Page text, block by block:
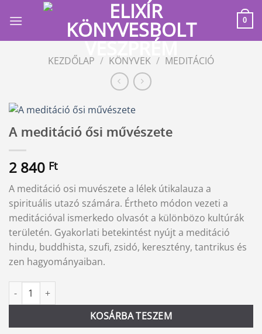
0
KEZDŐLAP / KÖNYVEK / MEDITÁCIÓ
A meditáció ősi művészete
2 840 Ft
A meditáció osi muvészete a lélek útikalauza a
spirituális utazó számára. Értheto módon vezeti a
meditációval ismerkedo olvasót a különbözo kultúrák
területén. Gyakorlati betekintést nyújt a meditáció
hindu, buddhista, szufi, zsidó, keresztény, tantrikus és
zen hagyományaiban.
A meditáció ősi művészete mennyiség
KOSÁRBA TESZEM
Alternative: